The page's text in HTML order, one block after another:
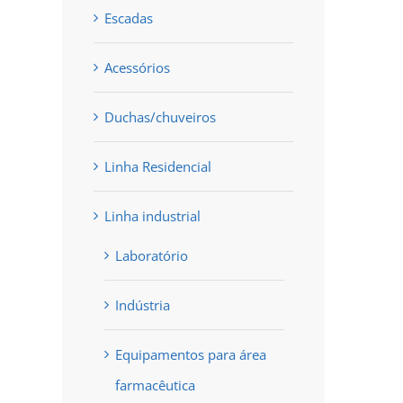
Escadas
Acessórios
Duchas/chuveiros
Linha Residencial
Linha industrial
Laboratório
Indústria
Equipamentos para área
farmacêutica